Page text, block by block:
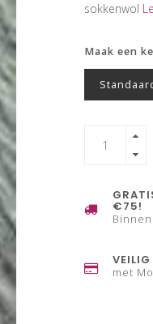
sokkenwol
Maak een
€75!
VEILIG
met